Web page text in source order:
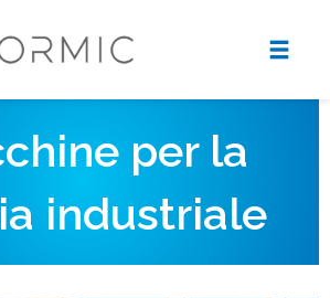
per la
industriale